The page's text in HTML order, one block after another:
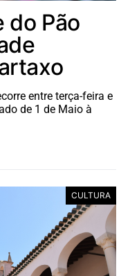
do Pão
entre terça-feira e
de 1 de Maio à
CULTURA